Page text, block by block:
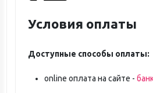
Условия оплаты
Доступные способы оплаты:
online оплата на сайте -